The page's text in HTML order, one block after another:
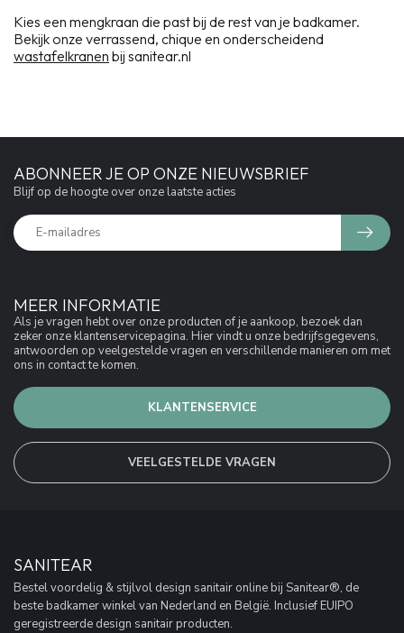
Kies een mengkraan die past bij de rest van je badkamer.
Bekijk onze verrassend, chique en onderscheidend
wastafelkranen bij sanitear.nl
MEER INFORMATIE
Als je vragen hebt over onze producten of je aankoop, bezoek dan
zeker onze klantenservicepagina. Hier vindt u onze bedrijfsgegevens,
antwoorden op veelgestelde vragen en verschillende manieren om met
ons in contact te komen.
KLANTENSERVICE
VEELGESTELDE VRAGEN
ABONNEER JE OP ONZE NIEUWSBRIEF
Blijf op de hoogte over onze laatste acties
SANITEAR
Bestel voordelig & stijlvol design sanitair online bij Sanitear®, de
beste badkamer winkel van Nederland en België. Inclusief EUIPO
geregistreerde design sanitair producten.